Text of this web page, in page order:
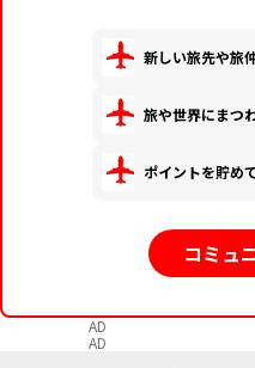
新しい旅先や旅
旅や世界にまつ
ポイントを貯め
コミュ
AD
AD